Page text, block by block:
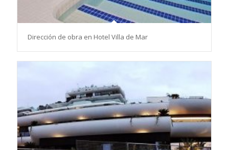
Dirección de obra en Hotel Villa de Mar